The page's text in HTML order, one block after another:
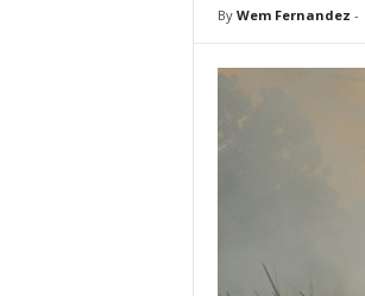
By Wem Fernandez -